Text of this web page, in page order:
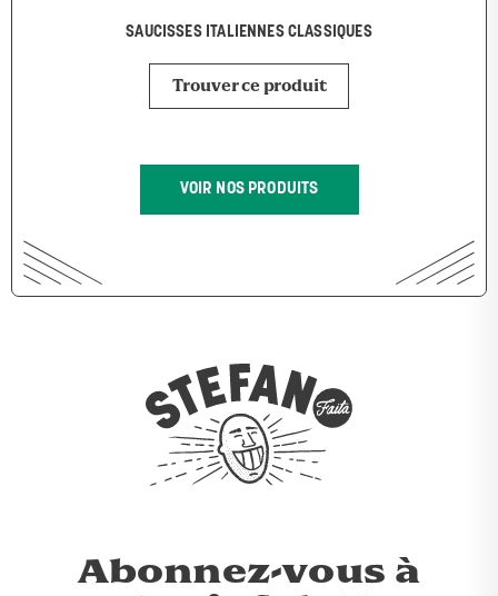
SAUCISSES ITALIENNES CLASSIQUES
Trouver ce produit
VOIR NOS PRODUITS
Abonnez-vous à